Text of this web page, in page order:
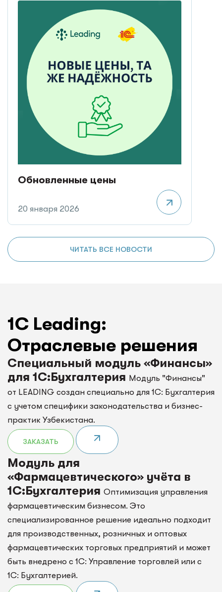
Обновленные цены
20 января 2026
ЧИТАТЬ ВСЕ НОВОСТИ
1C Leading:
Отраслевые решения
Специальный модуль «Финансы»
для 1С:Бухгалтерия Модуль "Финансы"
от LEADING создан специально для 1С: Бухгалтерия
с учетом специфики законодательства и бизнес-
практик Узбекистана.
ЗАКАЗАТЬ
Модуль для
«Фармацевтического» учёта в
1С:Бухгалтерия Оптимизация управления
фармацевтическим бизнесом. Это
специализированное решение идеально подходит
для производственных, розничных и оптовых
фармацевтических торговых предприятий и может
быть внедрено с 1С: Управление торговлей или с
1С: Бухгалтерией.